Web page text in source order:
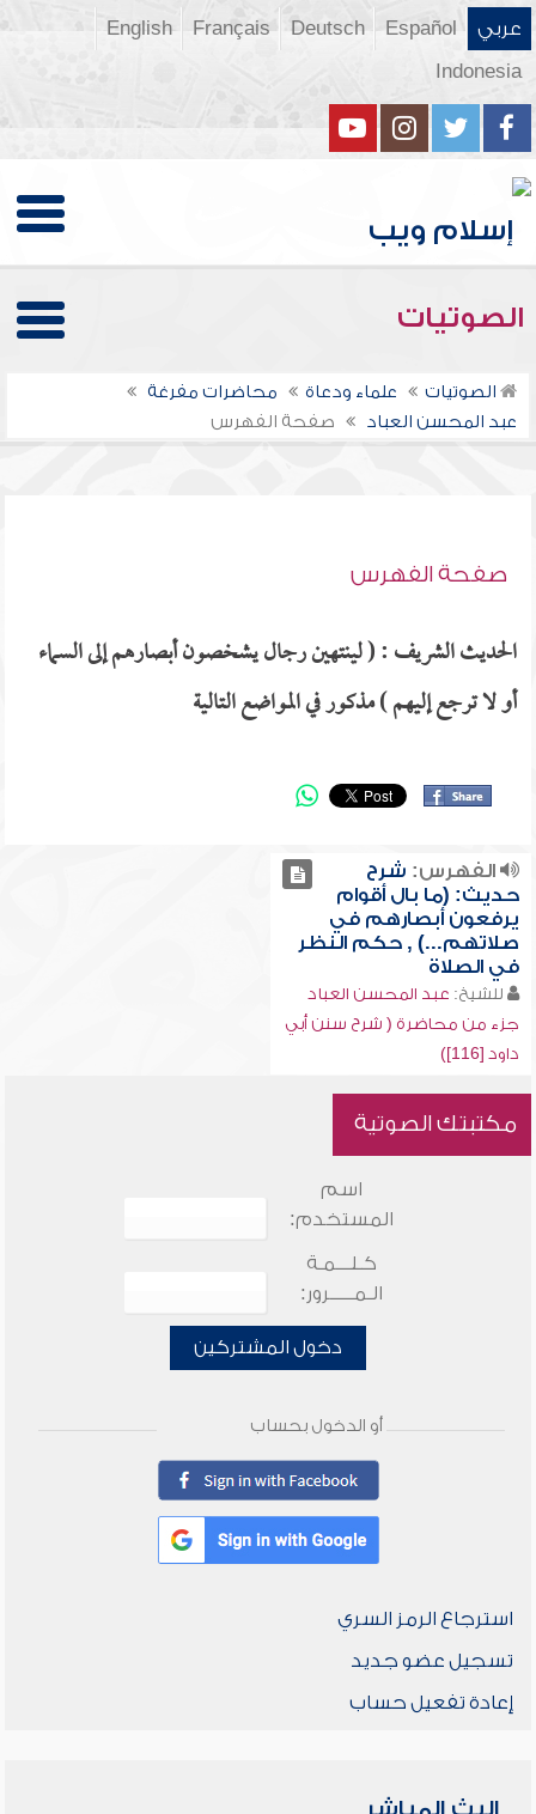
عربي Español
Deutsch
Français
English
Indonesia
الصوتيات
الصوتيات علماء ودعاة
محاضرات مفرغة
عبد المحسن العباد
صفحة الفهرس
صفحة الفهرس
الحديث الشريف : ( لينتهين رجال يشخصون أبصارهم إلى السماء
أو لا ترجع إليهم ) مذكور في المواضع التالية
الفهرس: شرح
حديث: (ما بال أقوام
يرفعون أبصارهم في
صلاتهم...) , حكم النظر
في الصلاة
للشيخ: عبد المحسن العباد
جزء من محاضرة ( شرح سنن أبي
داود [116])
مكتبتك الصوتية
اسم
المستخدم:
كـلـــمـة
الـمـــــرور:
دخول المشتركين
أو الدخول بحساب
استرجاع الرمز السري
تسجيل عضو جديد
إعادة تفعيل حساب